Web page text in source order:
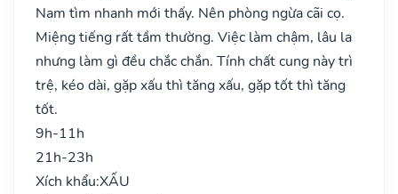
Nam tìm nhanh mới thấy. Nên phòng ngừa cãi cọ.
Miệng tiếng rất tầm thường. Việc làm chậm, lâu la
nhưng làm gì đều chắc chắn. Tính chất cung này trì
trệ, kéo dài, gặp xấu thì tăng xấu, gặp tốt thì tăng
tốt.
9h-11h
21h-23h
Xích khẩu:XẤU